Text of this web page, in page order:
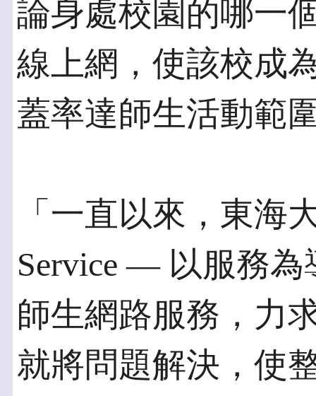
論身處校園的哪一
線上網，使該校成
蓋率達師生活動範
「一直以來，東海
Service — 以服務
師生網路服務，力
就將問題解決，使